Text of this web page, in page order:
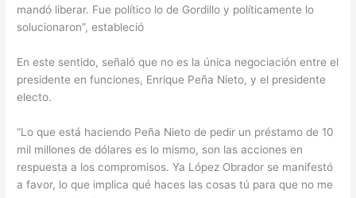
mandó liberar. Fue político lo de Gordillo y políticamente lo
solucionaron”, estableció
En este sentido, señaló que no es la única negociación entre el
presidente en funciones, Enrique Peña Nieto, y el presidente
electo.
“Lo que está haciendo Peña Nieto de pedir un préstamo de 10
mil millones de dólares es lo mismo, son las acciones en
respuesta a los compromisos. Ya López Obrador se manifestó
a favor, lo que implica qué haces las cosas tú para que no me